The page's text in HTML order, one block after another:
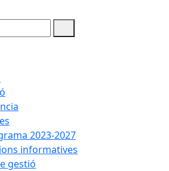
2023-2027
informatives
gestió